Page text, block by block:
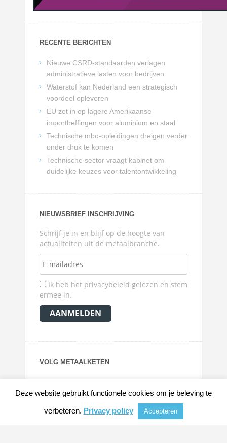
RECENTE BERICHTEN
Nieuwe CSRD-standaarden verlagen
administratieve lasten voor bedrijven
Waterstof kan Nederland een strategisch
voordeel opleveren
EU zet in op lagere Amerikaanse
importheffingen voor aluminium en staal
Technische mbo-opleidingen dreigen verder
onder druk te komen
Technische sector vraagt kabinet om
duidelijke keuzes voor talentontwikkeling
NIEUWSBRIEF INSCHRIJVING
Schrijf je in en blijf op de hoogte van
actualiteiten uit de metaalbranche.
Ik heb het privacybeleid gelezen en stem
ermee in.
VOLG METAALKETEN
Deze website gebruikt functionele cookies om je beleving te
verbeteren. Privacy policy Accepteren